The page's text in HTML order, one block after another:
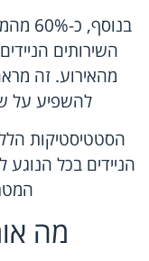
השירותים
מהאירוע. זה
להשפיע על
הסטטיסטיקות
הניידים בכל
מה